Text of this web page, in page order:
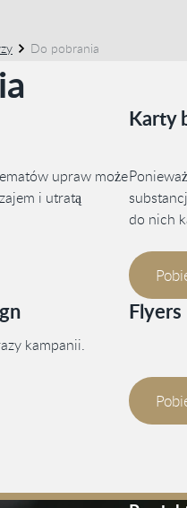
Do pobrania
upraw może
i utratą
Karty
do nich
kampanii.
Flyers